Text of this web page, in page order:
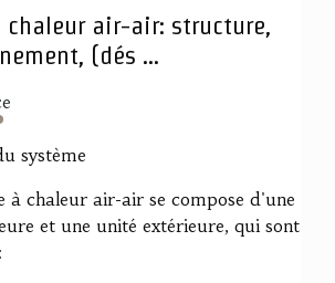
chaleur air-air: structure,
(dés ...
système
à chaleur air-air se compose d'une
et une unité extérieure, qui sont